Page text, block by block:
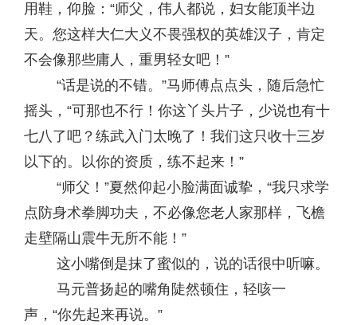
用鞋，仰脸：“师父，伟人都说，妇女能顶半边
天。您这样大仁大义不畏强权的英雄汉子，肯定
不会像那些庸人，重男轻女吧！”
“话是说的不错。”马师傅点点头，随后急忙
摇头，“可那也不行！你这丫头片子，少说也有十
七八了吧？练武入门太晚了！我们这只收十三岁
以下的。以你的资质，练不起来！”
“师父！”夏然仰起小脸满面诚挚，“我只求学
点防身术拳脚功夫，不必像您老人家那样，飞檐
走壁隔山震牛无所不能！”
这小嘴倒是抹了蜜似的，说的话很中听嘛。
马元普扬起的嘴角陡然顿住，轻咳一
声，“你先起来再说。”